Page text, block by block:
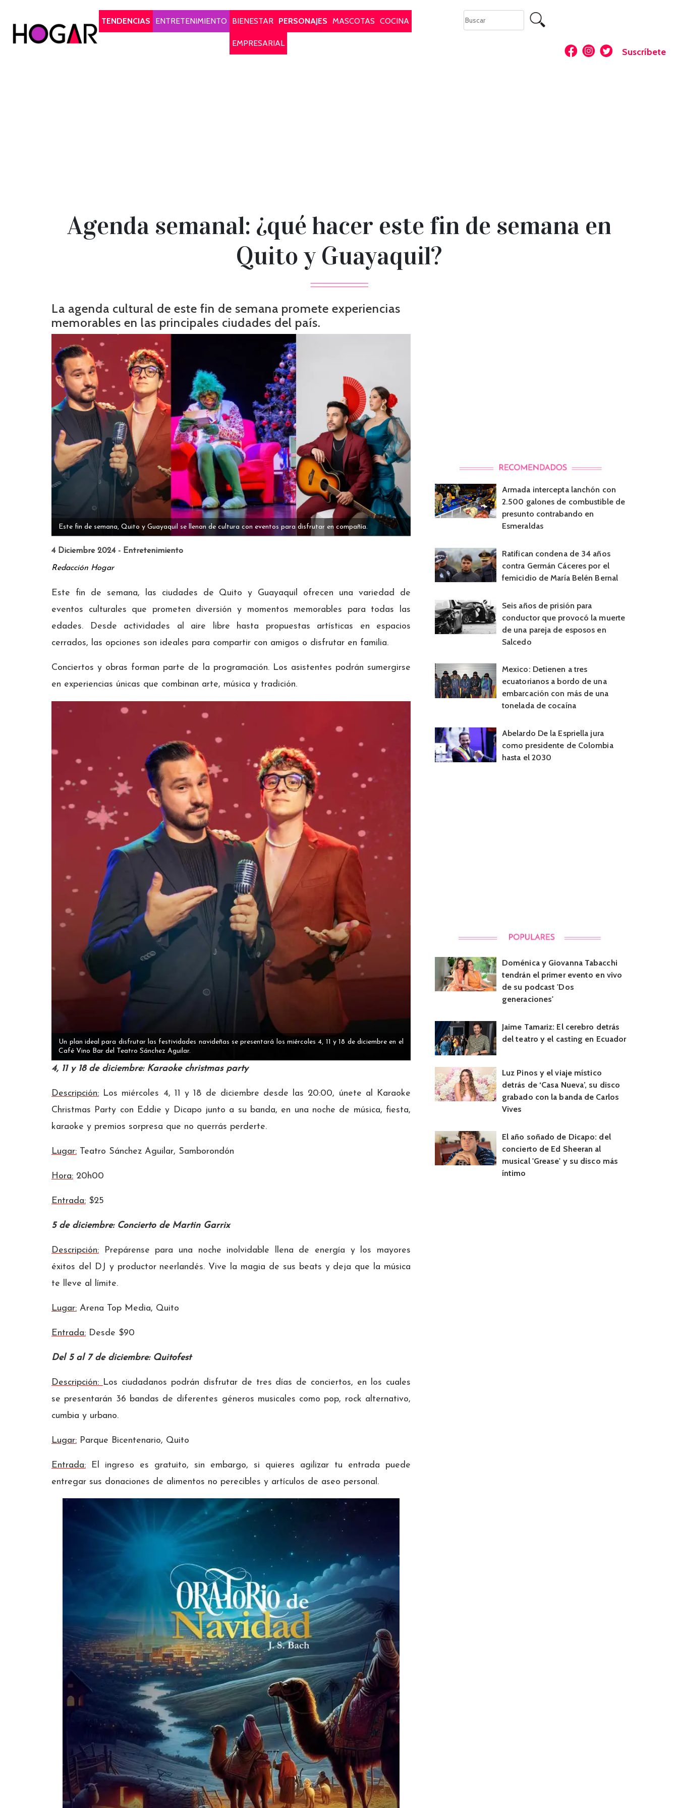
TENDENCIAS
ENTRETENIMIENTO BIENESTAR PERSONAJES MASCOTAS COCINA
EMPRESARIAL
Suscríbete
Agenda semanal: ¿qué hacer este fin de semana en
Quito y Guayaquil?
La agenda cultural de este fin de semana promete experiencias
memorables en las principales ciudades del país.
Este fin de semana, Quito y Guayaquil se llenan de cultura con eventos para disfrutar en compañía.
4 Diciembre 2024 - Entretenimiento
Redacción Hogar
Este fin de semana, las ciudades de Quito y Guayaquil ofrecen una variedad de
eventos culturales que prometen diversión y momentos memorables para todas las
edades. Desde actividades al aire libre hasta propuestas artísticas en espacios
cerrados, las opciones son ideales para compartir con amigos o disfrutar en familia.
Conciertos y obras forman parte de la programación. Los asistentes podrán sumergirse
en experiencias únicas que combinan arte, música y tradición.
Un plan ideal para disfrutar las festividades navideñas se presentará los miércoles 4, 11 y 18 de diciembre en el
Café Vino Bar del Teatro Sánchez Aguilar.
4, 11 y 18 de diciembre: Karaoke christmas party
Descripción: Los miércoles 4, 11 y 18 de diciembre desde las 20:00, únete al Karaoke
Christmas Party con Eddie y Dicapo junto a su banda, en una noche de música, fiesta,
karaoke y premios sorpresa que no querrás perderte.
Lugar: Teatro Sánchez Aguilar, Samborondón
Hora: 20h00
Entrada: $25
5 de diciembre: Concierto de Martin Garrix
Descripción: Prepárense para una noche inolvidable llena de energía y los mayores
éxitos del DJ y productor neerlandés. Vive la magia de sus beats y deja que la música
te lleve al límite.
Lugar: Arena Top Media, Quito
Entrada: Desde $90
Del 5 al 7 de diciembre: Quitofest
Descripción: Los ciudadanos podrán disfrutar de tres días de conciertos, en los cuales
se presentarán 36 bandas de diferentes géneros musicales como pop, rock alternativo,
cumbia y urbano.
Lugar: Parque Bicentenario, Quito
Entrada: El ingreso es gratuito, sin embargo, si quieres agilizar tu entrada puede
entregar sus donaciones de alimentos no perecibles y artículos de aseo personal.
Armada intercepta lanchón con
2.500 galones de combustible de
presunto contrabando en
Esmeraldas
Ratifican condena de 34 años
contra Germán Cáceres por el
femicidio de María Belén Bernal
Seis años de prisión para
conductor que provocó la muerte
de una pareja de esposos en
Salcedo
Mexico: Detienen a tres
ecuatorianos a bordo de una
embarcación con más de una
tonelada de cocaína
Abelardo De la Espriella jura
como presidente de Colombia
hasta el 2030
Doménica y Giovanna Tabacchi
tendrán el primer evento en vivo
de su podcast 'Dos
generaciones'
Jaime Tamariz: El cerebro detrás
del teatro y el casting en Ecuador
Luz Pinos y el viaje místico
detrás de ‘Casa Nueva’, su disco
grabado con la banda de Carlos
Vives
El año soñado de Dicapo: del
concierto de Ed Sheeran al
musical 'Grease' y su disco más
íntimo